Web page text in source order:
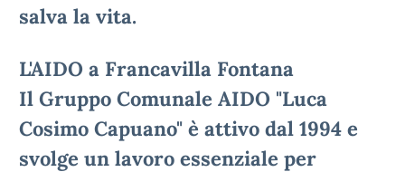
salva la vita.
L'AIDO a Francavilla Fontana
Il Gruppo Comunale AIDO "Luca
Cosimo Capuano" è attivo dal 1994 e
svolge un lavoro essenziale per